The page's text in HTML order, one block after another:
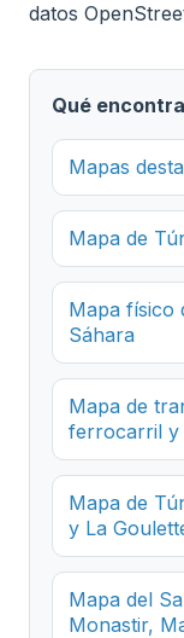
datos
Qué
Mapas
Mapa de
Mapa físico
Sáhara
Mapa de
ferrocarril y
Mapa de
y La
Mapa del
Monastir,